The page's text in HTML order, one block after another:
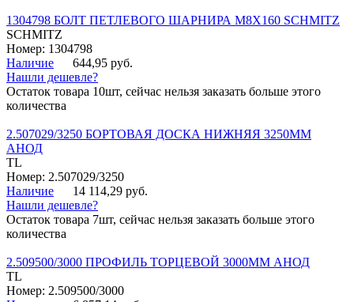
1304798 БОЛТ ПЕТЛЕВОГО ШАРНИРА М8Х160 SCHMITZ
SCHMITZ
Номер: 1304798
Наличие
644,95 руб.
Нашли дешевле?
Остаток товара 10шт, сейчас нельзя заказать больше этого
количества
2.507029/3250 БОРТОВАЯ ДОСКА НИЖНЯЯ 3250ММ
АНОД
TL
Номер: 2.507029/3250
Наличие
14 114,29 руб.
Нашли дешевле?
Остаток товара 7шт, сейчас нельзя заказать больше этого
количества
2.509500/3000 ПРОФИЛЬ ТОРЦЕВОЙ 3000ММ АНОД
TL
Номер: 2.509500/3000